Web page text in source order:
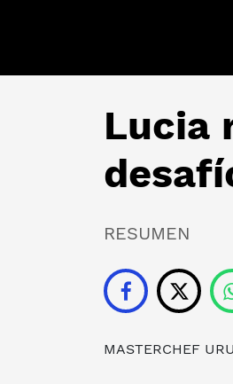
Lucia
RESUMEN
MASTERCHEF